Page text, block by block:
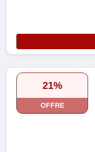
21%
OFFRE